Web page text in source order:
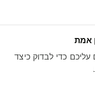
כדי לבדוק כיצד